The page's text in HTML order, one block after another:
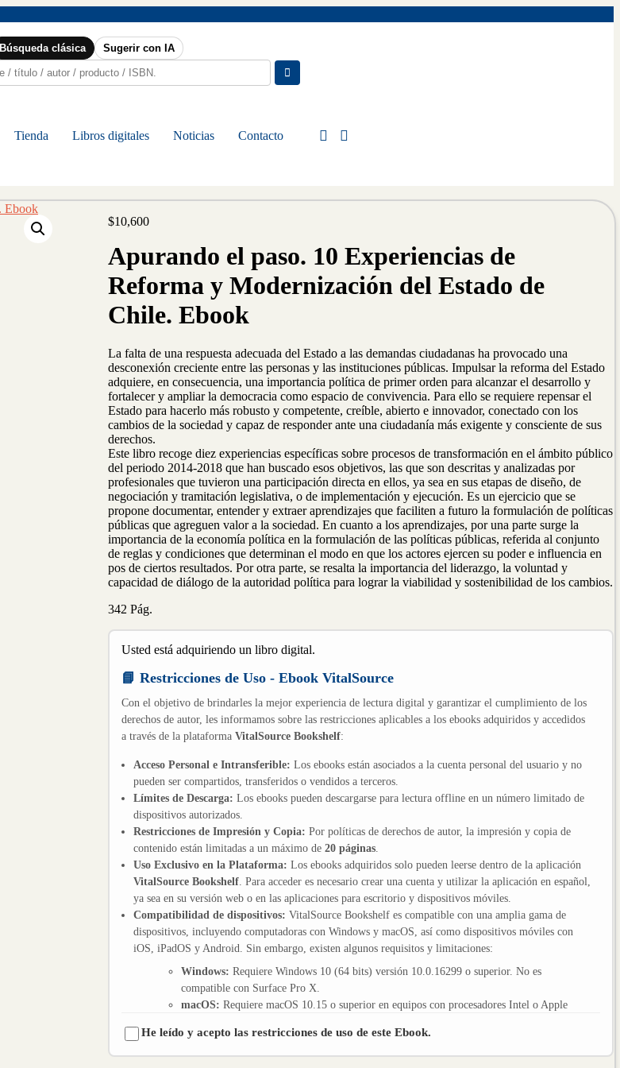
Búsqueda clásica Sugerir con IA
Tienda Libros digitales Noticias Contacto
$10,600
Apurando el paso. 10 Experiencias de
Reforma y Modernización del Estado de
Chile. Ebook
La falta de una respuesta adecuada del Estado a las demandas ciudadanas ha provocado una
desconexión creciente entre las personas y las instituciones públicas. Impulsar la reforma del Estado
adquiere, en consecuencia, una importancia política de primer orden para alcanzar el desarrollo y
fortalecer y ampliar la democracia como espacio de convivencia. Para ello se requiere repensar el
Estado para hacerlo más robusto y competente, creíble, abierto e innovador, conectado con los
cambios de la sociedad y capaz de responder ante una ciudadanía más exigente y consciente de sus
derechos.
Este libro recoge diez experiencias específicas sobre procesos de transformación en el ámbito público
del periodo 2014-2018 que han buscado esos objetivos, las que son descritas y analizadas por
profesionales que tuvieron una participación directa en ellos, ya sea en sus etapas de diseño, de
negociación y tramitación legislativa, o de implementación y ejecución. Es un ejercicio que se
propone documentar, entender y extraer aprendizajes que faciliten a futuro la formulación de políticas
públicas que agreguen valor a la sociedad. En cuanto a los aprendizajes, por una parte surge la
importancia de la economía política en la formulación de las políticas públicas, referida al conjunto
de reglas y condiciones que determinan el modo en que los actores ejercen su poder e influencia en
pos de ciertos resultados. Por otra parte, se resalta la importancia del liderazgo, la voluntad y
capacidad de diálogo de la autoridad política para lograr la viabilidad y sostenibilidad de los cambios.
342 Pág.
Usted está adquiriendo un libro digital.
📘 Restricciones de Uso - Ebook VitalSource
Con el objetivo de brindarles la mejor experiencia de lectura digital y garantizar el cumplimiento de los
derechos de autor, les informamos sobre las restricciones aplicables a los ebooks adquiridos y accedidos
a través de la plataforma VitalSource Bookshelf:
Acceso Personal e Intransferible: Los ebooks están asociados a la cuenta personal del usuario y no
pueden ser compartidos, transferidos o vendidos a terceros.
Límites de Descarga: Los ebooks pueden descargarse para lectura offline en un número limitado de
dispositivos autorizados.
Restricciones de Impresión y Copia: Por políticas de derechos de autor, la impresión y copia de
contenido están limitadas a un máximo de 20 páginas.
Uso Exclusivo en la Plataforma: Los ebooks adquiridos solo pueden leerse dentro de la aplicación
VitalSource Bookshelf. Para acceder es necesario crear una cuenta y utilizar la aplicación en español,
ya sea en su versión web o en las aplicaciones para escritorio y dispositivos móviles.
Compatibilidad de dispositivos: VitalSource Bookshelf es compatible con una amplia gama de
dispositivos, incluyendo computadoras con Windows y macOS, así como dispositivos móviles con
iOS, iPadOS y Android. Sin embargo, existen algunos requisitos y limitaciones:
Windows: Requiere Windows 10 (64 bits) versión 10.0.16299 o superior. No es
compatible con Surface Pro X.
macOS: Requiere macOS 10.15 o superior en equipos con procesadores Intel o Apple
iOS / iPadOS: Compatible con dispositivos que ejecuten iOS 13 o versiones posteriores.
Android:Requiere Android 7.1 o superior.
He leído y acepto las restricciones de uso de este Ebook.